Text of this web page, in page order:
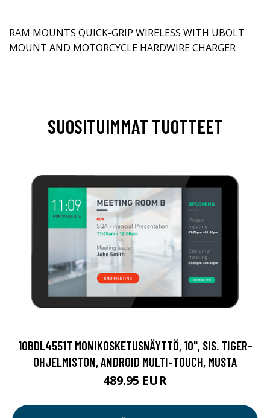
RAM MOUNTS QUICK-GRIP WIRELESS WITH UBOLT
MOUNT AND MOTORCYCLE HARDWIRE CHARGER
SUOSITUIMMAT TUOTTEET
10BDL4551T MONIKOSKETUSNÄYTTÖ, 10", SIS. TIGER-
OHJELMISTON, ANDROID MULTI-TOUCH, MUSTA
489.95 EUR